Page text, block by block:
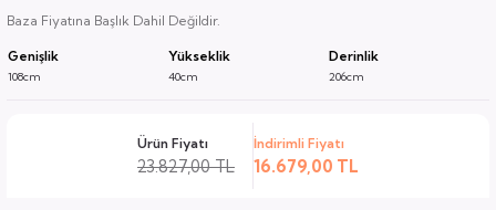
Baza Fiyatına Başlık Dahil Değildir.
Genişlik Yükseklik Derinlik
108cm 40cm 206cm
Ürün Fiyatı
23.827,00 TL
İndirimli Fiyatı
16.679,00 TL